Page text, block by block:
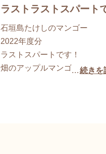
食べ頃まで常温で子育てして
知る人ぞ知る、希少なマンゴ
是非食べてみてくださいね
ラストラストスパート
石垣島たけしのマンゴー
2022年度分
ラストスパートです！
畑のアップルマンゴーが
…続きを